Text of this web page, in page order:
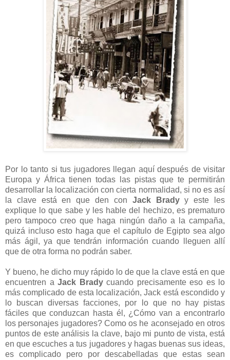
Por lo tanto si tus jugadores llegan aquí después de visitar
Europa y África tienen todas las pistas que te permitirán
desarrollar la localización con cierta normalidad, si no es así
la clave está en que den con Jack Bradyy este les
explique lo que sabe y les hable del hechizo, es prematuro
pero tampoco creo que haga ningún daño a la campaña,
quizá incluso esto haga que el capítulo de Egipto sea algo
más ágil, ya que tendrán información cuando lleguen allí
que de otra forma no podrán saber.
Y bueno, he dicho muy rápido lo de que la clave está en que
encuentren a Jack Bradycuando precisamente eso es lo
más complicado de esta localización, Jack está escondido y
lo buscan diversas facciones, por lo que no hay pistas
fáciles que conduzcan hasta él, ¿Cómo van a encontrarlo
los personajes jugadores? Como os he aconsejado en otros
puntos de este análisis la clave, bajo mi punto de vista, está
en que escuches a tus jugadores y hagas buenas sus ideas,
es complicado pero por descabelladas que estas sean